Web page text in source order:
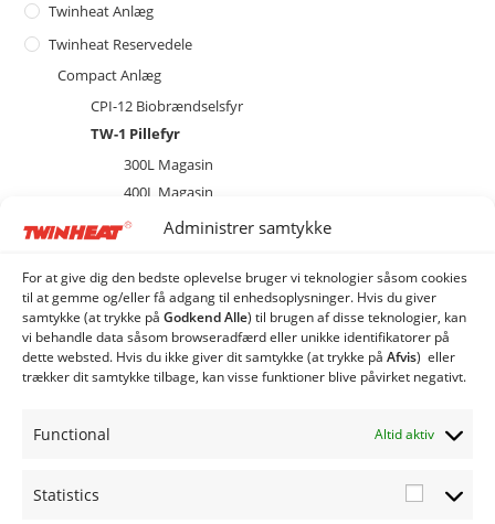
Administrer samtykke
For at give dig den bedste oplevelse bruger vi teknologier såsom cookies
til at gemme og/eller få adgang til enhedsoplysninger. Hvis du giver
samtykke (at trykke på Godkend Alle) til brugen af ​​disse teknologier, kan
vi behandle data såsom browseradfærd eller unikke identifikatorer på
dette websted. Hvis du ikke giver dit samtykke (at trykke på Afvis) eller
trækker dit samtykke tilbage, kan visse funktioner blive påvirket negativt.
Functional Altid aktiv
Statistics
Twinheat Anlæg
Twinheat Reservedele
Compact Anlæg
CPI-12 Biobrændselsfyr
TW-1 Pillefyr
300L Magasin
400L Magasin
brænder
Ekstraudstyr og tilbehør
EL
Kedel
Combi Anlæg
Industri Anlæg